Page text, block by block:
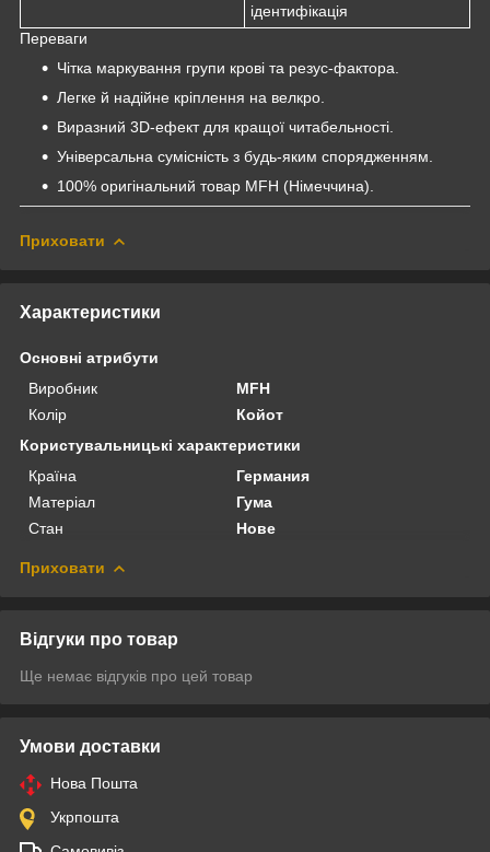
ідентифікація
Переваги
Чітка маркування групи крові та резус-фактора.
Легке й надійне кріплення на велкро.
Виразний 3D-ефект для кращої читабельності.
Універсальна сумісність з будь-яким спорядженням.
100% оригінальний товар MFH (Німеччина).
Приховати
Характеристики
Основні атрибути
Виробник
MFH
Колір
Койот
Користувальницькі характеристики
Країна
Германия
Матеріал
Гума
Стан
Нове
Приховати
Відгуки про товар
Ще немає відгуків про цей товар
Умови доставки
Нова Пошта
Укрпошта